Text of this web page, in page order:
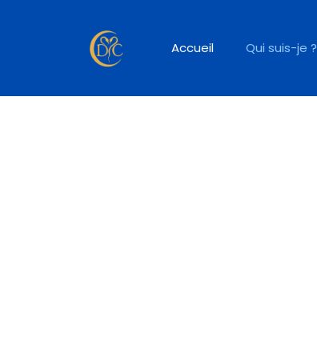
Accueil Qui suis-je ?